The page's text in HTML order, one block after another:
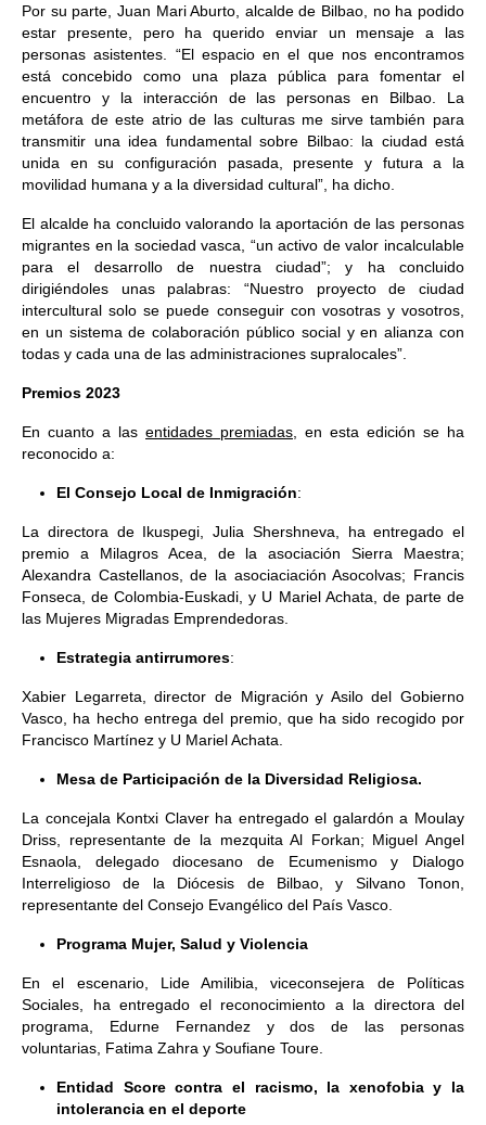
Por su parte, Juan Mari Aburto, alcalde de Bilbao, no ha podido
estar presente, pero ha querido enviar un mensaje a las
personas asistentes. “El espacio en el que nos encontramos
está concebido como una plaza pública para fomentar el
encuentro y la interacción de las personas en Bilbao. La
metáfora de este atrio de las culturas me sirve también para
transmitir una idea fundamental sobre Bilbao: la ciudad está
unida en su configuración pasada, presente y futura a la
movilidad humana y a la diversidad cultural”, ha dicho.
El alcalde ha concluido valorando la aportación de las personas
migrantes en la sociedad vasca, “un activo de valor incalculable
para el desarrollo de nuestra ciudad”; y ha concluido
dirigiéndoles unas palabras: “Nuestro proyecto de ciudad
intercultural solo se puede conseguir con vosotras y vosotros,
en un sistema de colaboración público social y en alianza con
todas y cada una de las administraciones supralocales”.
Premios 2023
En cuanto a las entidades premiadas , en esta edición se ha
reconocido a:
El Consejo Local de Inmigración:
La directora de Ikuspegi, Julia Shershneva, ha entregado el
premio a Milagros Acea, de la asociación Sierra Maestra;
Alexandra Castellanos, de la asociaciación Asocolvas; Francis
Fonseca, de Colombia-Euskadi, y U Mariel Achata, de parte de
las Mujeres Migradas Emprendedoras.
Estrategia antirrumores:
Xabier Legarreta, director de Migración y Asilo del Gobierno
Vasco, ha hecho entrega del premio, que ha sido recogido por
Francisco Martínez y U Mariel Achata.
Mesa de Participación de la Diversidad Religiosa.
La concejala Kontxi Claver ha entregado el galardón a Moulay
Driss, representante de la mezquita Al Forkan; Miguel Angel
Esnaola, delegado diocesano de Ecumenismo y Dialogo
Interreligioso de la Diócesis de Bilbao, y Silvano Tonon,
representante del Consejo Evangélico del País Vasco.
Programa Mujer, Salud y Violencia
En el escenario, Lide Amilibia, viceconsejera de Políticas
Sociales, ha entregado el reconocimiento a la directora del
programa, Edurne Fernandez y dos de las personas
voluntarias, Fatima Zahra y Soufiane Toure.
Entidad Score contra el racismo, la xenofobia y la
intolerancia en el deporte